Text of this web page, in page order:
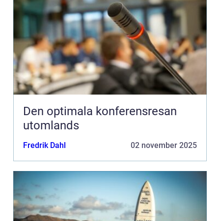
Den optimala konferensresan
utomlands
Fredrik Dahl 02 november 2025